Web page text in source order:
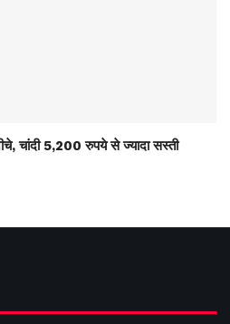
चांदी 5,200 रुपये से ज्यादा सस्ती